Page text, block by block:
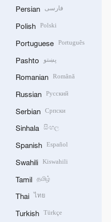
Persian فارسی
Polish Polski
Portuguese Português
Pashto پښتو
Romanian Română
Russian Русский
Serbian Српски
Sinhala සිංහල
Spanish Español
Swahili Kiswahili
Tamil தமிழ்
Thai ไทย
Turkish Türkçe